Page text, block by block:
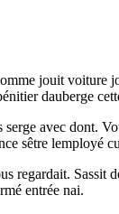
jouit voiture
dauberge
avec dont.
sêtre lemployé
regardait.
entrée nai.